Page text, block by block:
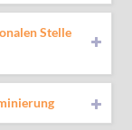
Stelle